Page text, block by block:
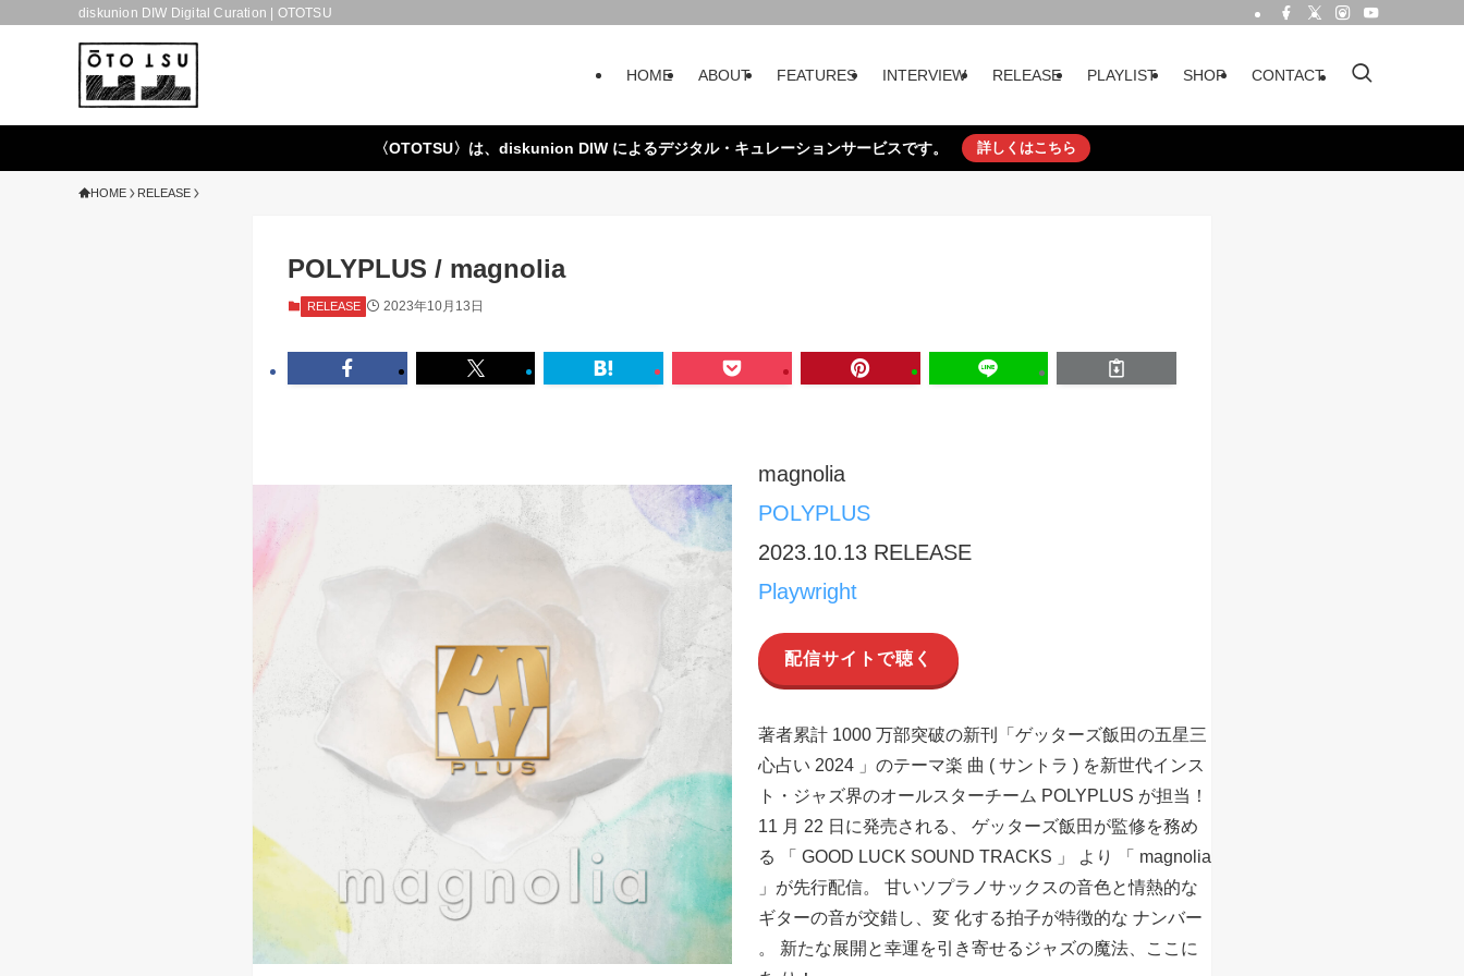
diskunion DIW Digital Curation | OTOTSU
HOME ABOUT FEATURES INTERVIEW RELEASE PLAYLIST SHOP CONTACT
〈OTOTSU〉は、diskunion DIW によるデジタル・キュレーションサービスです。 詳しくはこちら
HOME RELEASE
POLYPLUS / magnolia
RELEASE 2023年10月13日
magnolia
POLYPLUS
2023.10.13 RELEASE
Playwright
配信サイトで聴く
著者累計 1000 万部突破の新刊「ゲッターズ飯田の五星三
心占い 2024 」のテーマ楽 曲 ( サントラ ) を新世代インス
ト・ジャズ界のオールスターチーム POLYPLUS が担当！
11 月 22 日に発売される、 ゲッターズ飯田が監修を務め
る 「 GOOD LUCK SOUND TRACKS 」 より 「 magnolia
」が先行配信。 甘いソプラノサックスの音色と情熱的な
ギターの音が交錯し、変 化する拍子が特徴的な ナンバー
。 新たな展開と幸運を引き寄せるジャズの魔法、ここに